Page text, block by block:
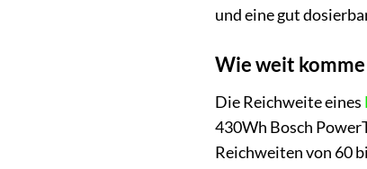
und eine gut
Wie weit
Die Reichweite eines
430Wh Bosch
Reichweiten von 60